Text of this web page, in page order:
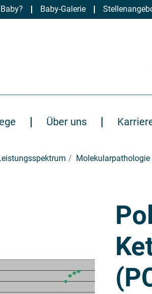
Baby-Galerie
Über uns
Molekularpathologie